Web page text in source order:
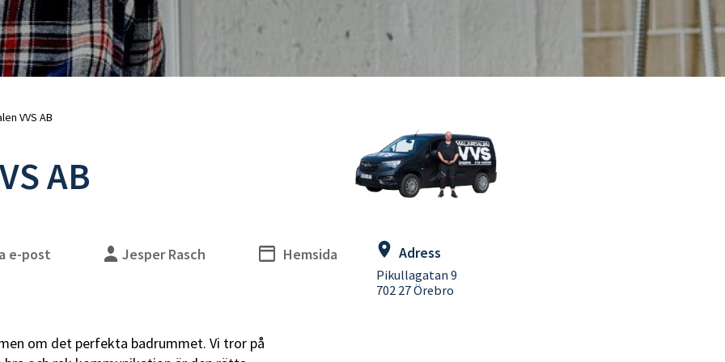
Takduschar
Handfat paket
VVS AB
AB
e-post Jesper Rasch Hemsida Adress
Pikullagatan 9
702 27 Örebro
om det perfekta badrummet. Vi tror på